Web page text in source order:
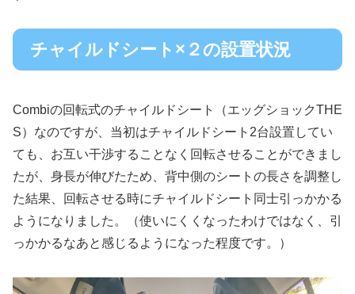
チャイルドシート×２の設置状況
Combiの回転式のチャイルドシート（エッグショックTHE
S）なのですが、当初はチャイルドシート2台設置してい
ても、お互い干渉することなく回転させることができまし
たが、身長が伸びたため、背中側のシートの長さを調整し
た結果、回転させる時にチャイルドシート同士引っかかる
ようになりました。（使いにくくなったわけではなく、引
っかかるなあと感じるようになった程度です。）